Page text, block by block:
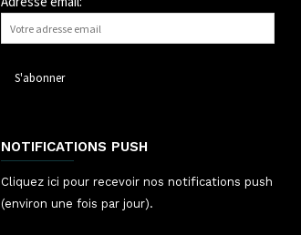
NOTIFICATIONS PUSH
Cliquez ici pour recevoir nos notifications push
(environ une fois par jour).